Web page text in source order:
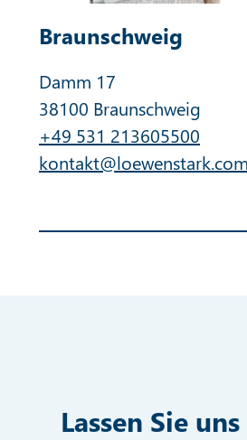
Braunschweig
Damm 17
38100 Braunschweig
+49 531 213605500
kontakt@loewenstark.com
Lassen Sie